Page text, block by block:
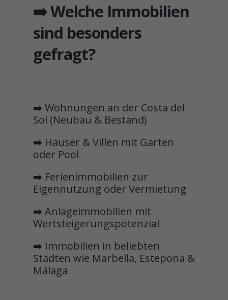
➡️ Welche Immobilien
sind besonders
gefragt?
➡️ Wohnungen an der Costa del
Sol (Neubau & Bestand)
➡️ Häuser & Villen mit Garten
oder Pool
➡️ Ferienimmobilien zur
Eigennutzung oder Vermietung
➡️ Anlageimmobilien mit
Wertsteigerungspotenzial
➡️ Immobilien in beliebten
Städten wie Marbella, Estepona &
Málaga